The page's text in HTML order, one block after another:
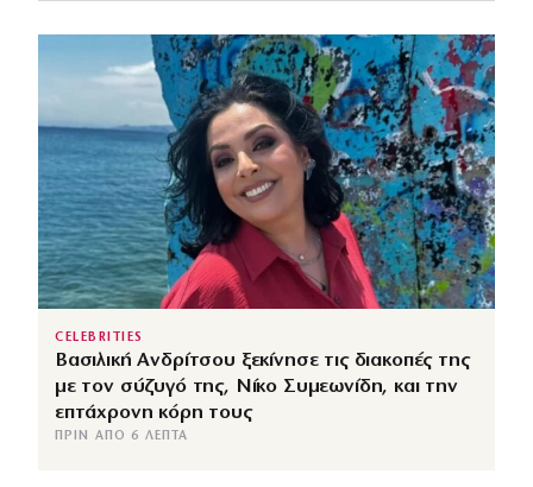
CELEBRITIES
Βασιλική Ανδρίτσου ξεκίνησε τις διακοπές της
με τον σύζυγό της, Νίκο Συμεωνίδη, και την
επτάχρονη κόρη τους
ΠΡΙΝ ΑΠΌ 6 ΛΕΠΤΆ